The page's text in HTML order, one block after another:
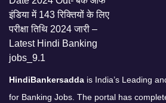
HindiBankersadda is India’s Leading
for Banking Jobs. The portal has